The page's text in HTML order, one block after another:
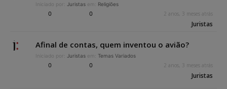
Iniciado por: Juristas em: Religiões
0 0 2 anos, 3 meses atrás
Juristas
Afinal de contas, quem inventou o avião?
Iniciado por: Juristas em: Temas Variados
0 0 2 anos, 3 meses atrás
Juristas